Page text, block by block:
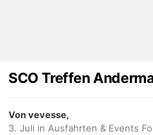
SCO Treffen
Von vevesse,
3. Juli in Ausfahrten & Events